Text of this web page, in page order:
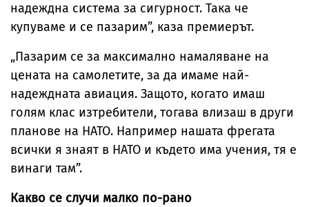
надеждна система за сигурност. Така че
купуваме и се пазарим”, каза премиерът.
„Пазарим се за максимално намаляване на
цената на самолетите, за да имаме най-
надеждната авиация. Защото, когато имаш
голям клас изтребители, тогава влизаш в други
планове на НАТО. Например нашата фрегата
всички я знаят в НАТО и където има учения, тя е
винаги там”.
Какво се случи малко по-рано